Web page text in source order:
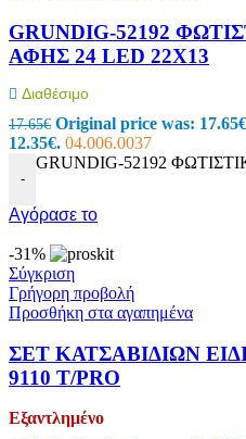
GRUNDIG-52192
ΑΦΗΣ 24 LED 22X13
Διαθέσιμο
17.65€ Original price was:
12.35€. 04.006.0037
-
GRUNDIG-52192
Αγόρασε το
-31%
Σύγκριση
Γρήγορη προβολή
Προσθήκη στα αγαπημένα
ΣΕΤ ΚΑΤΣΑΒΙΔΙΩΝ
9110 T/PRO
Εξαντλημένο